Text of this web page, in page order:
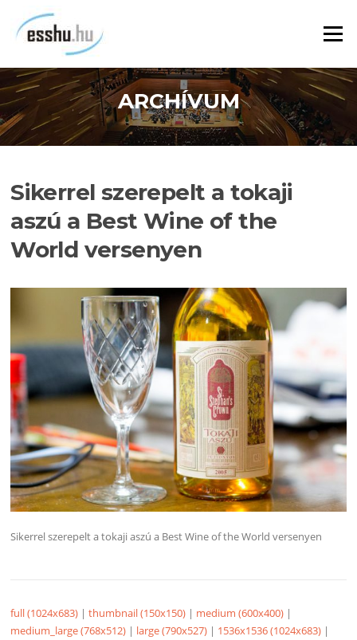
tartalomra
Menü
ARCHÍVUM
Sikerrel szerepelt a tokaji
aszú a Best Wine of the
World versenyen
Sikerrel szerepelt a tokaji aszú a Best Wine of the World versenyen
full (1024x683) |thumbnail (150x150) | medium (600x400) |
medium_large (768x512) | large (790x527) | 1536x1536 (1024x683) |